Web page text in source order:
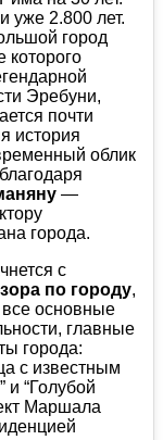
уже 2.800 лет.
город
которого
Эребуни,
почти
история
облик
—
города.
с
по городу,
все основные
главные
города:
с известным
“Голубой
Маршала